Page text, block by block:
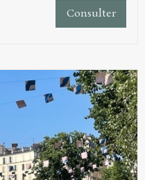
Consulter